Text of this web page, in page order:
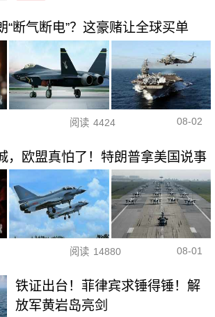
“断气断电”？这豪赌让全球买单
阅读 4424 08-02
，欧盟真怕了！特朗普拿美国说事
阅读 14880 08-01
铁证出台！菲律宾求锤得锤！解
放军黄岩岛亮剑